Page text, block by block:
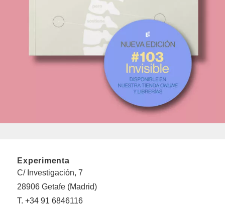
Experimenta
C/ Investigación, 7
28906 Getafe (Madrid)
T. +34 91 6846116